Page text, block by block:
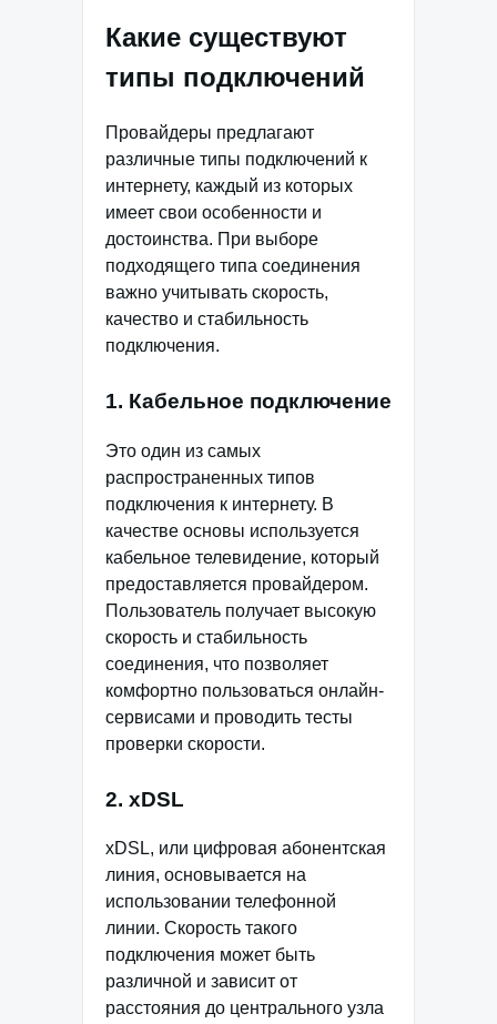
Какие существуют
типы подключений
Провайдеры предлагают
различные типы подключений к
интернету, каждый из которых
имеет свои особенности и
достоинства. При выборе
подходящего типа соединения
важно учитывать скорость,
качество и стабильность
подключения.
1. Кабельное подключение
Это один из самых
распространенных типов
подключения к интернету. В
качестве основы используется
кабельное телевидение, который
предоставляется провайдером.
Пользователь получает высокую
скорость и стабильность
соединения, что позволяет
комфортно пользоваться онлайн-
сервисами и проводить тесты
проверки скорости.
2. xDSL
xDSL, или цифровая абонентская
линия, основывается на
использовании телефонной
линии. Скорость такого
подключения может быть
различной и зависит от
расстояния до центрального узла